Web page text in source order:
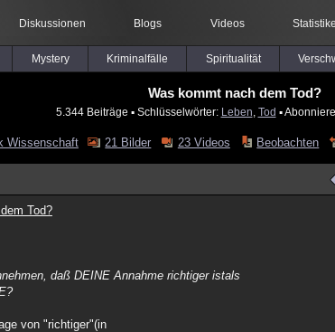
Diskussionen Blogs Videos
Mystery Kriminalfälle Spiritualität
Was kommt nach dem Tod?
5.344 Beiträge ▪ Schlüsselwörter: Leben Tod ▪
Wissenschaft 21 Bilder 23 Videos Beobachten
Tod?
daß DEINE Annahme richtiger istals
von "richtiger"(in